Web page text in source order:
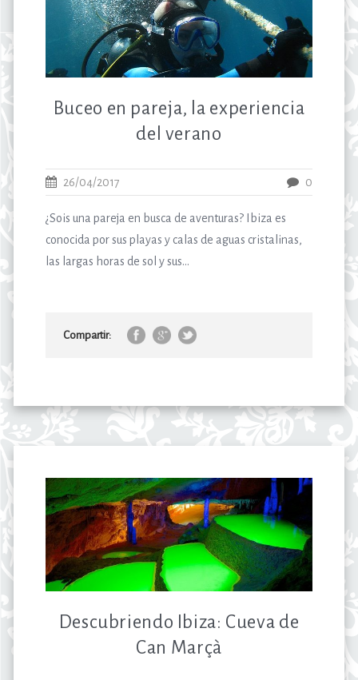
Buceo en pareja, la experiencia
del verano
26/04/2017 0
¿Sois una pareja en busca de aventuras? Ibiza es
conocida por sus playas y calas de aguas cristalinas,
las largas horas de sol y sus...
Compartir:
Descubriendo Ibiza: Cueva de
Can Marçà